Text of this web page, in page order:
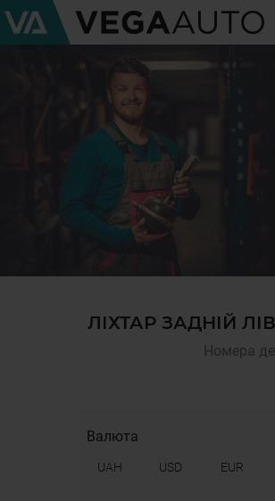
ЛІХТАР ЗАДНІЙ
Номера
Валюта
UAH USD EUR